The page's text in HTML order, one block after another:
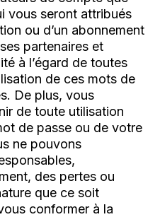
vous seront attribués
ou d’un abonnement
partenaires et
à l’égard de toutes
de ces mots de
De plus, vous
de toute utilisation
de passe ou de votre
ne pouvons
des pertes ou
que ce soit
conformer à la